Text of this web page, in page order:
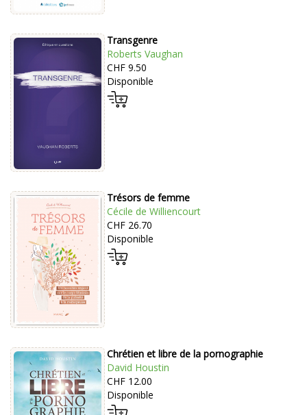
Transgenre
Roberts Vaughan
CHF 9.50
Disponible
Trésors de femme
Cécile de Williencourt
CHF 26.70
Disponible
Chrétien et libre de la pornographie
David Houstin
CHF 12.00
Disponible